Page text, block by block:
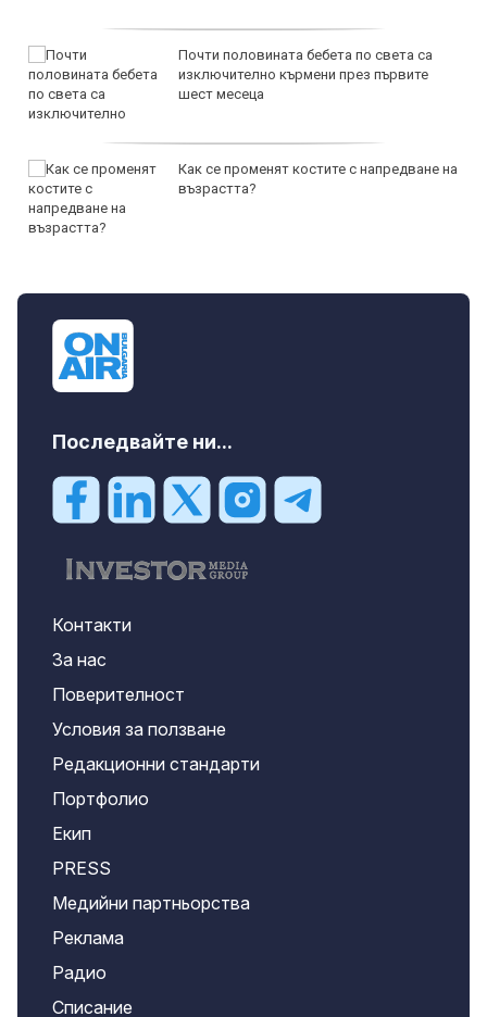
Почти половината бебета по света са
изключително кърмени през първите
шест месеца
Как се променят костите с напредване на
възрастта?
Последвайте ни...
Контакти
За нас
Поверителност
Условия за ползване
Редакционни стандарти
Портфолио
Екип
PRESS
Медийни партньорства
Реклама
Радио
Списание